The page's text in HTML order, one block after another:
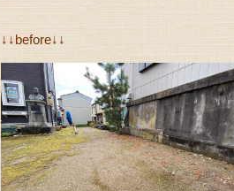
↓↓before↓↓